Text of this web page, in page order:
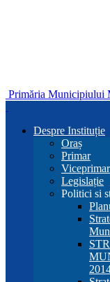
Primăria Municipiului
Despre Instituție
Oraș
Primar
Viceprimar
Legislație
Politici si